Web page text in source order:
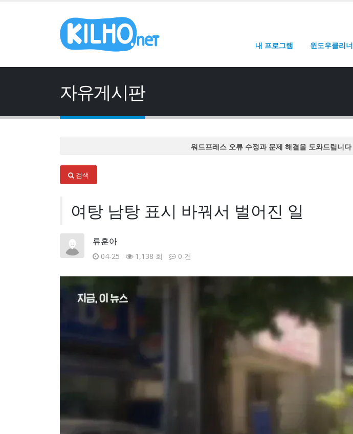
내 프로그램 윈도우클리너
자유게시판
워드프레스 오류 수정과 문제 해결을 도와드립니다
워드프레스 오류 수정과 문제 해결을 도와드립니다
검색
여탕 남탕 표시 바꿔서 벌어진 일
류훈아
04-25 1,138 회 0 건